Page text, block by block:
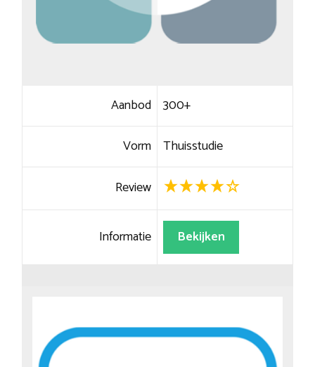
Aanbod 300+
Vorm Thuisstudie
Review
Informatie Bekijken